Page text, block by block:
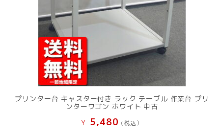
プリンター台 キャスター付き ラック テーブル 作業台 プリ
ンターワゴン ホワイト 中古
¥ 5,480 (税込）